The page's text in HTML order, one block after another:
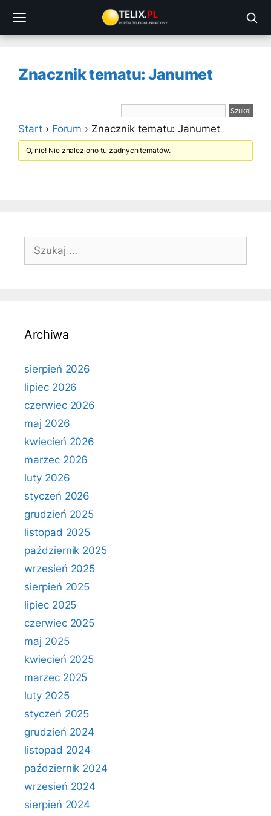
treści
Znacznik tematu: Janumet
Start › Forum › Znacznik tematu: Janumet
O, nie! Nie znaleziono tu żadnych tematów.
Szukaj:
Archiwa
sierpień 2026
lipiec 2026
czerwiec 2026
maj 2026
kwiecień 2026
marzec 2026
luty 2026
styczeń 2026
grudzień 2025
listopad 2025
październik 2025
wrzesień 2025
sierpień 2025
lipiec 2025
czerwiec 2025
maj 2025
kwiecień 2025
marzec 2025
luty 2025
styczeń 2025
grudzień 2024
listopad 2024
październik 2024
wrzesień 2024
sierpień 2024